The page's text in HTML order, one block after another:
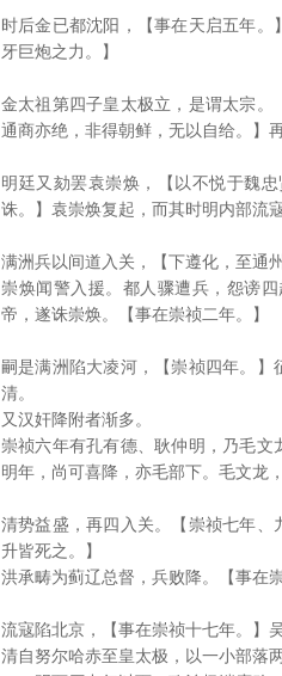
时后金已都沈阳，【事在天启五年
牙巨炮之力。】
金太祖第四子皇太极立，是谓太宗。
通商亦绝，非得朝鲜，无以自给。】
明廷又劾罢袁崇焕，【以不悦于魏
诛。】袁崇焕复起，而其时明内部流寇
满洲兵以间道入关，【下遵化，至通
崇焕闻警入援。都人骤遭兵，怨谤
帝，遂诛崇焕。【事在崇祯二年。】
嗣是满洲陷大凌河，【崇祯四年。
清。
又汉奸降附者渐多。
崇祯六年有孔有德、耿仲明，乃毛文
明年，尚可喜降，亦毛部下。毛文龙
清势益盛，再四入关。【崇祯七年、
升皆死之。】
洪承畴为蓟辽总督，兵败降。【事在
流寇陷北京，【事在崇祯十七年。】
清自努尔哈赤至皇太极，以一小部落